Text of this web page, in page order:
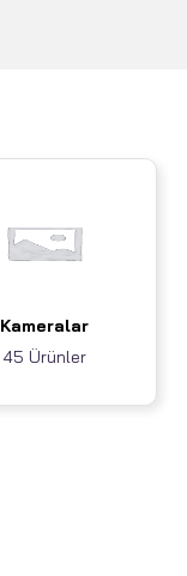
Kameralar
45 Ürünler